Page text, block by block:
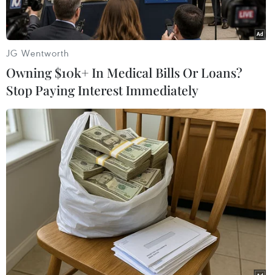
này, công ty "cùng nhà" của Jin Air Co. là Korean
Air đã tiếp quản 10 chuyến bay thay thế cho
tuyến bay giữa thủ đô Seoul và đảo Jeju (miền
Nam Hàn Quốc) vào chiều cùng ngày./.
(TTXVN/Vietnam+)
JG Wentworth
Owning $10k+ In Medical Bills Or Loans?
Stop Paying Interest Immediately